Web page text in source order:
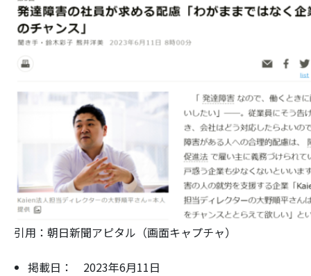
引用：朝日新聞アピタル（画面キャプチャ）
掲載日： 2023年6月11日